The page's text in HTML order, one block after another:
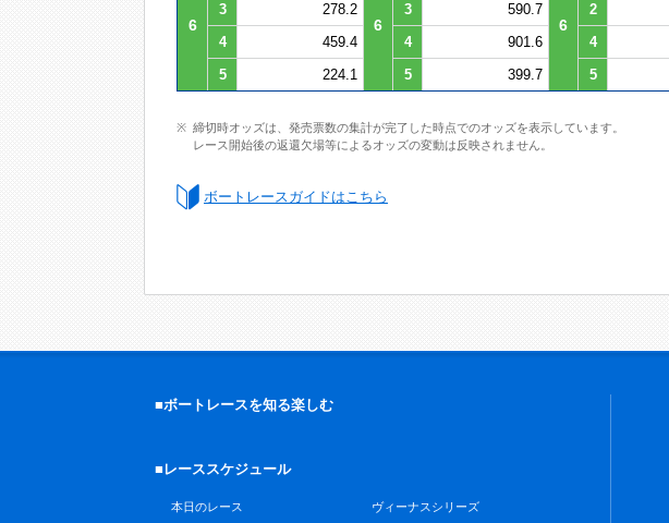
6 6 6
3
278.2 3 590.7 2
4
459.4 4 901.6 4
5
224.1 5 399.7 5
締切時オッズは、発売票数の集計が完了した時点でのオッズを表示しています。
レース開始後の返還欠場等によるオッズの変動は反映されません。
ボートレースガイドはこちら
■ボートレースを知る楽しむ
■レーススケジュール
本日のレース ヴィーナスシリーズ